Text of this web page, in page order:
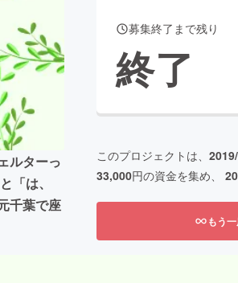
CAMPFIRE Creation
yaコミュニティ
ルターっ
「は、
千葉で座
募集終了まで残り
終了
このプロジェクトは、
33,000円の資金を集め、
もう